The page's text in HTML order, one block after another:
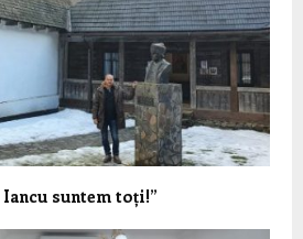
Iancu suntem toți!”